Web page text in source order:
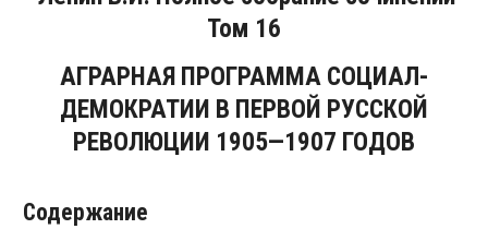
Том 16
АГРАРНАЯ ПРОГРАММА СОЦИАЛ-
ДЕМОКРАТИИ В ПЕРВОЙ РУССКОЙ
РЕВОЛЮЦИИ 1905—1907 ГОДОВ
Содержание